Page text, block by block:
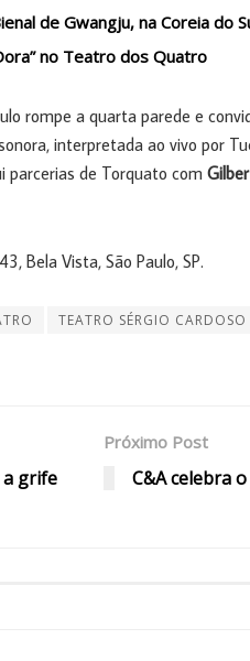
de Gwangju, na Coreia do
no Teatro dos Quatro
rompe a quarta parede e
interpretada ao vivo por
parcerias de Torquato com
Bela Vista, São Paulo, SP.
TEATRO SÉRGIO CARDOSO
a grife
Próximo Post
C&A celebra